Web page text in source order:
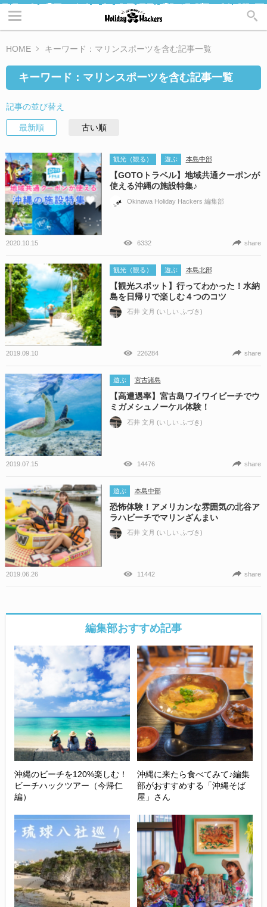
HOME キーワード：マリンスポーツを含む記事一覧
キーワード：マリンスポーツを含む記事一覧
記事の並び替え
最新順 古い順
観光（観る） 遊ぶ 本島中部
【GOTOトラベル】地域共通クーポンが
使える沖縄の施設特集♪
Okinawa Holiday Hackers 編集部
2020.10.15 6332 share
観光（観る） 遊ぶ 本島北部
【観光スポット】行ってわかった！水納
島を日帰りで楽しむ４つのコツ
石井 文月 (いしい ふづき)
2019.09.10 226284 share
遊ぶ 宮古諸島
【高遭遇率】宮古島ワイワイビーチでウ
ミガメシュノーケル体験！
石井 文月 (いしい ふづき)
2019.07.15 14476 share
遊ぶ 本島中部
恐怖体験！アメリカンな雰囲気の北谷ア
ラハビーチでマリンざんまい
石井 文月 (いしい ふづき)
2019.06.26 11442 share
編集部おすすめ記事
沖縄のビーチを120%楽しむ！
ビーチハックツアー（今帰仁
編）
沖縄に来たら食べてみて♪編集
部がおすすめする「沖縄そば
屋」さん